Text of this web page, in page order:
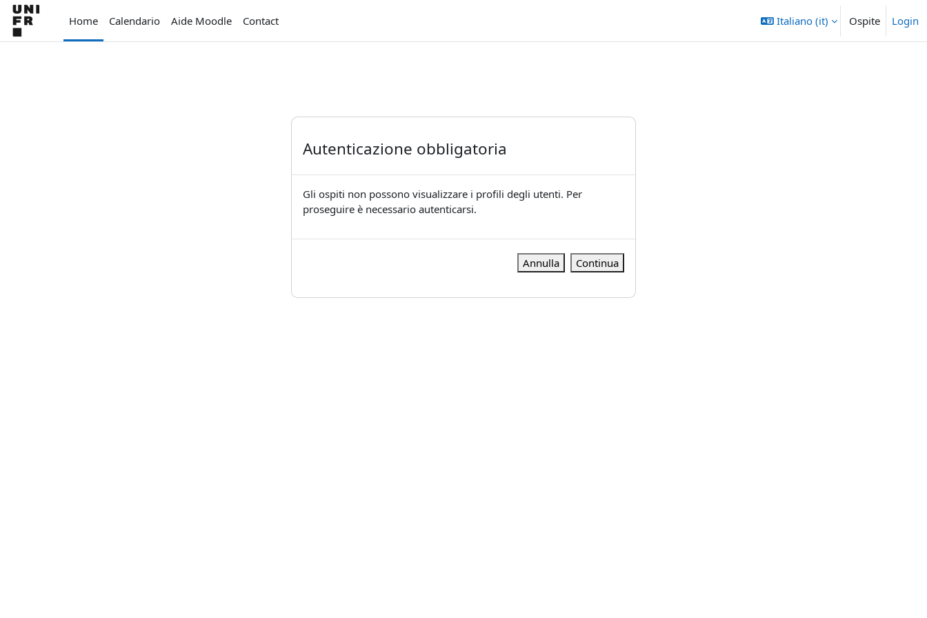
Vai al contenuto principale
Home
Calendario Aide Moodle Contact Italiano ‎(it)‎ Ospite Login
Autenticazione obbligatoria
Gli ospiti non possono visualizzare i profili degli utenti. Per
proseguire è necessario autenticarsi.
Annulla Continua